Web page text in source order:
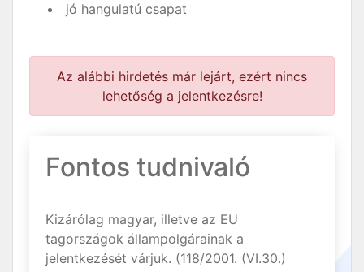
jó hangulatú csapat
Az alábbi hirdetés már lejárt, ezért nincs
lehetőség a jelentkezésre!
Fontos tudnivaló
Kizárólag magyar, illetve az EU
tagországok állampolgárainak a
jelentkezését várjuk. (118/2001. (VI.30.)